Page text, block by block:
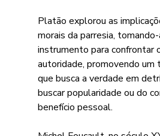
Platão explorou as
morais da parresia,
instrumento para confrontar
autoridade, promovendo um
que busca a verdade em
buscar popularidade ou do
benefício pessoal.